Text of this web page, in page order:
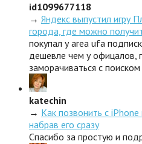
id1099677118
→ Яндекс выпустил игру
города, где можно
покупал у area ufa
дешевле чем у офицалов,
заморачиваться с
katechin
→ Как позвонить с
набрав его сразу
Спасибо за простую и